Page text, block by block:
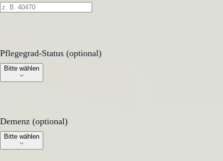
Pflegegrad-Status (optional)
Pflegegrad-Status (optional)
Bitte wählen
Demenz (optional)
Demenz (optional)
Bitte wählen